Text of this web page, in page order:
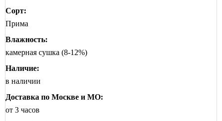
Сорт:
Прима
Влажность:
камерная сушка (8-12%)
Наличие:
в наличии
Доставка по Москве и МО:
от 3 часов